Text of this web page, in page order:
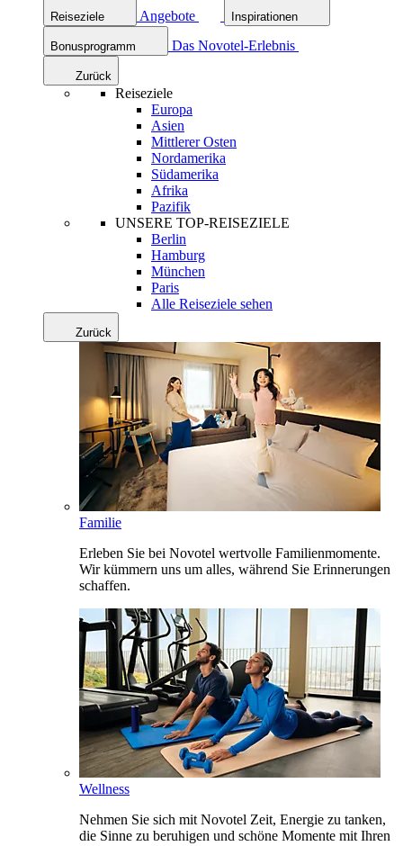
Reiseziele Angebote Inspirationen
Bonusprogramm Das Novotel-Erlebnis
Zurück
Reiseziele
Europa
Asien
Mittlerer Osten
Nordamerika
Südamerika
Afrika
Pazifik
UNSERE TOP-REISEZIELE
Berlin
Hamburg
München
Paris
Alle Reiseziele sehen
Zurück
Familie
Erleben Sie bei Novotel wertvolle Familienmomente.
Wir kümmern uns um alles, während Sie Erinnerungen
schaffen.
Wellness
Nehmen Sie sich mit Novotel Zeit, Energie zu tanken,
die Sinne zu beruhigen und schöne Momente mit Ihren